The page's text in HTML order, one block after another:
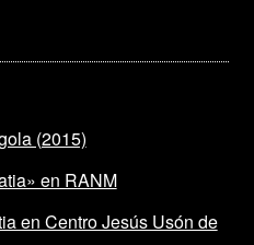
(2015)
en RANM
en Centro Jesús Usón de